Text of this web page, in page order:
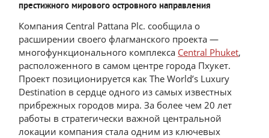
престижного мирового островного направления
Компания Central Pattana Plc. сообщила о
расширении своего флагманского проекта —
многофункционального комплекса Central Phuket,
расположенного в самом центре города Пхукет.
Проект позиционируется как The World’s Luxury
Destination в сердце одного из самых известных
прибрежных городов мира. За более чем 20 лет
работы в стратегически важной центральной
локации компания стала одним из ключевых